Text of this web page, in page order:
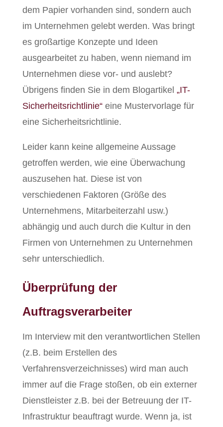
dem Papier vorhanden sind, sondern auch
im Unternehmen gelebt werden. Was bringt
es großartige Konzepte und Ideen
ausgearbeitet zu haben, wenn niemand im
Unternehmen diese vor- und auslebt?
Übrigens finden Sie in dem Blogartikel „IT-
Sicherheitsrichtlinie“eine Mustervorlage für
eine Sicherheitsrichtlinie.
Leider kann keine allgemeine Aussage
getroffen werden, wie eine Überwachung
auszusehen hat. Diese ist von
verschiedenen Faktoren (Größe des
Unternehmens, Mitarbeiterzahl usw.)
abhängig und auch durch die Kultur in den
Firmen von Unternehmen zu Unternehmen
sehr unterschiedlich.
Überprüfung der
Auftragsverarbeiter
Im Interview mit den verantwortlichen Stellen
(z.B. beim Erstellen des
Verfahrensverzeichnisses) wird man auch
immer auf die Frage stoßen, ob ein externer
Dienstleister z.B. bei der Betreuung der IT-
Infrastruktur beauftragt wurde. Wenn ja, ist